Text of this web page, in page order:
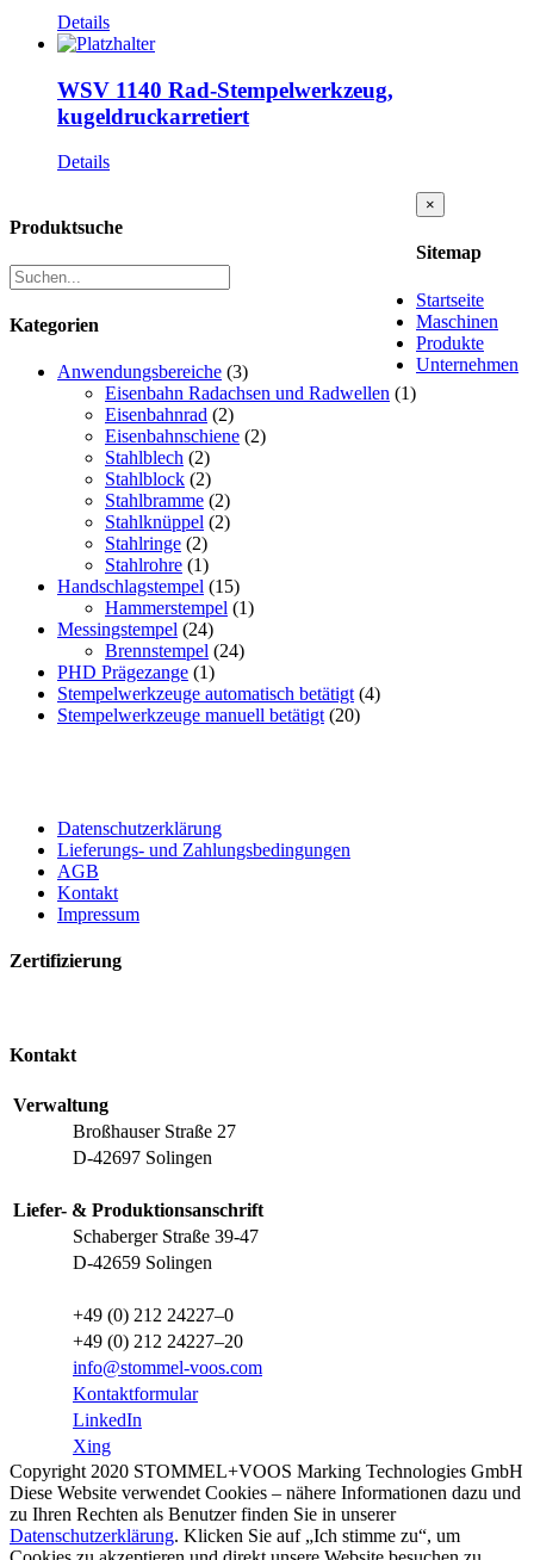
Details
WSV 1140 Rad-Stempelwerkzeug,
kugeldruckarretiert
Details
Produktsuche
Kategorien
Anwendungsbereiche (3)
Eisenbahn Radachsen und Radwellen (1)
Eisenbahnrad (2)
Eisenbahnschiene (2)
Stahlblech (2)
Stahlblock (2)
Stahlbramme (2)
Stahlknüppel (2)
Stahlringe (2)
Stahlrohre (1)
Handschlagstempel (15)
Hammerstempel (1)
Messingstempel (24)
Brennstempel (24)
PHD Prägezange (1)
Stempelwerkzeuge automatisch betätigt (4)
Stempelwerkzeuge manuell betätigt (20)
Close
product
view
×
Sitemap
Startseite
Maschinen
Produkte
Unternehmen
Datenschutzerklärung
Lieferungs- und Zahlungsbedingungen
AGB
Kontakt
Impressum
Zertifizierung
Kontakt
Verwaltung
Broßhauser Straße 27
D-42697 Solingen
Liefer- & Produktionsanschrift
Schaberger Straße 39-47
D-42659 Solingen
+49 (0) 212 24227–0
+49 (0) 212 24227–20
info@stommel-voos.com
Kontaktformular
LinkedIn
Xing
Copyright 2020 STOMMEL+VOOS Marking Technologies GmbH
Diese Website verwendet Cookies – nähere Informationen dazu und
zu Ihren Rechten als Benutzer finden Sie in unserer
Datenschutzerklärung. Klicken Sie auf „Ich stimme zu“, um